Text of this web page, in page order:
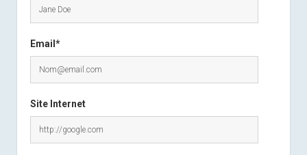
Email*
Site Internet